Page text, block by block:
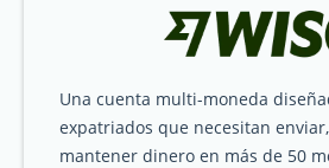
Una cuenta multi-moneda
expatriados que necesitan
mantener dinero en más de 50